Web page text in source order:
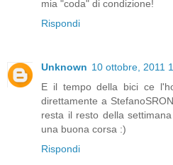
mia "coda" di condizione!
Rispondi
Unknown 10 ottobre, 2011
E il tempo della bici ce
direttamente a
resta il resto della
una buona corsa :)
Rispondi